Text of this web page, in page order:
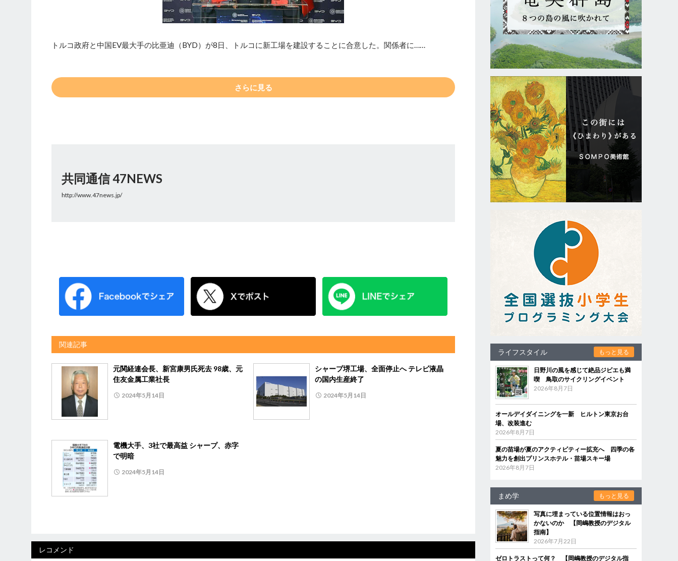
トルコ政府と中国EV最大手の比亜迪（BYD）が8日、トルコに新工場を建設することに合意した。関係者に……
さらに見る
共同通信 47NEWS
http://www.47news.jp/
関連記事
元関経連会長、新宮康男氏死去 98歳、元
住友金属工業社長
2024年5月14日
シャープ堺工場、全面停止へ テレビ液晶
の国内生産終了
2024年5月14日
電機大手、3社で最高益 シャープ、赤字
で明暗
2024年5月14日
レコメンド
ライフスタイル もっと見る
日野川の風を感じて絶品ジビエも満
喫 鳥取のサイクリングイベント
2026年8月7日
オールデイダイニングを一新 ヒルトン東京お台
場、改装進む
2026年8月7日
夏の苗場が夏のアクティビティー拡充へ 四季の各
魅力を創出プリンスホテル・苗場スキー場
2026年8月7日
まめ学 もっと見る
写真に埋まっている位置情報はおっ
かないのか 【岡嶋教授のデジタル
指南】
2026年7月22日
ゼロトラストって何？ 【岡嶋教授のデジタル指